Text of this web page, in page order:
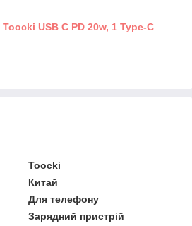
Toocki USB C PD 20w, 1 Type-C
Toocki
Китай
Для телефону
Зарядний пристрій